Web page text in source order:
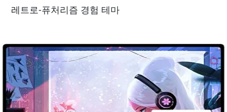
레트로-퓨처리즘 경험 테마